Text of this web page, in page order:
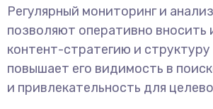
Регулярный мониторинг и
позволяют оперативно вносить
контент-стратегию и структуру
повышает его видимость в
и привлекательность для